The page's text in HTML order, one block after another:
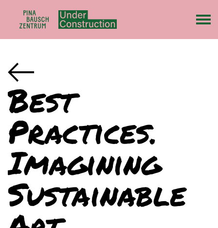
Best
Practices.
Imagining
Sustainable